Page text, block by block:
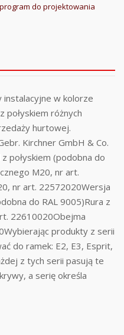
program do projektowania
w kolorze
połyskiem różnych
hurtowej.
Kirchner GmbH & Co.
połyskiem (podobna do
M20, nr art.
nr art. 22572020Wersja
do RAL 9005)Rura z
22610020Obejma
produkty z serii
do ramek: E2, E3, Esprit,
z tych serii pasują te
a serię określa